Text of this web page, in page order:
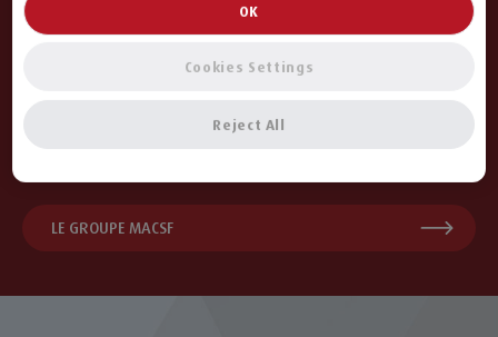
LE GROUPE MACSF
Reject All
OK
Cookies Settings